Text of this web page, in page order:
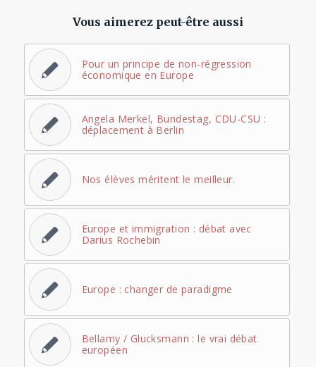
Vous aimerez peut-être aussi
Pour un principe de non-régression
économique en Europe
Angela Merkel, Bundestag, CDU-CSU :
déplacement à Berlin
Nos élèves méritent le meilleur.
Europe et immigration : débat avec
Darius Rochebin
Europe : changer de paradigme
Bellamy / Glucksmann : le vrai débat
européen